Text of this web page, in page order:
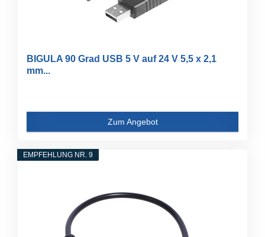
BIGULA 90 Grad USB 5 V auf 24 V 5,5 x 2,1
mm...
Zum Angebot
EMPFEHLUNG NR. 9